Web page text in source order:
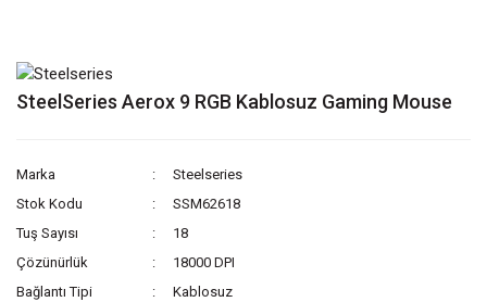
SteelSeries Aerox 9 RGB Kablosuz Gaming Mouse
Marka
Steelseries
Stok Kodu
SSM62618
Tuş Sayısı
18
Çözünürlük
18000 DPI
Bağlantı Tipi
Kablosuz